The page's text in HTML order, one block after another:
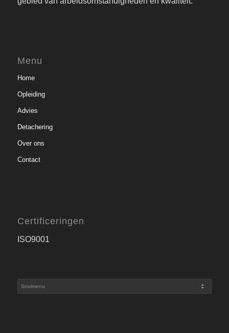
Menu
Home
Opleiding
Advies
Detachering
Over ons
Contact
Certificeringen
ISO9001